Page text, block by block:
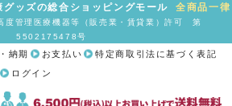
グッズの総合ショッピングモール全商品一律
度管理医療機器等（販売業・賃貸業）許可 第
5502175478号
納期 お支払い
特定商取引法に基づく表記
ログイン